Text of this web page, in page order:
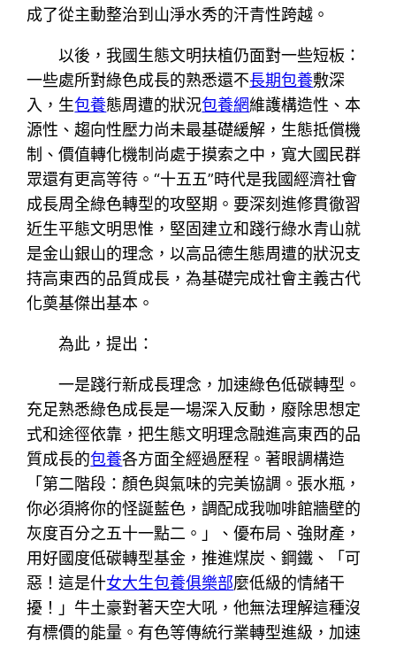
成了從主動整治到山淨水秀的汗青性跨越。
以後，我國生態文明扶植仍面對一些短板：
一些處所對綠色成長的熟悉還不長期包養敷深
入，生包養態周遭的狀況包養網維護構造性、本
源性、趨向性壓力尚未最基礎緩解，生態抵償機
制、價值轉化機制尚處于摸索之中，寬大國民群
眾還有更高等待。“十五五”時代是我國經濟社會
成長周全綠色轉型的攻堅期。要深刻進修貫徹習
近生平態文明思惟，堅固建立和踐行綠水青山就
是金山銀山的理念，以高品德生態周遭的狀況支
持高東西的品質成長，為基礎完成社會主義古代
化奠基傑出基本。
為此，提出：
一是踐行新成長理念，加速綠色低碳轉型。
充足熟悉綠色成長是一場深入反動，廢除思想定
式和途徑依靠，把生態文明理念融進高東西的品
質成長的包養各方面全經過歷程。著眼調構造
「第二階段：顏色與氣味的完美協調。張水瓶，
你必須將你的怪誕藍色，調配成我咖啡館牆壁的
灰度百分之五十一點二。」、優布局、強財產，
用好國度低碳轉型基金，推進煤炭、鋼鐵、「可
惡！這是什女大生包養俱樂部麼低級的情緒干
擾！」牛土豪對著天空大吼，他無法理解這種沒
有標價的能量。有色等傳統行業轉型進級，加速